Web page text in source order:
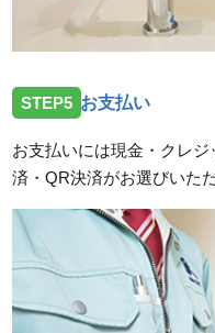
STEP5 お支払い
お支払いには現金・クレ
済・QR決済がお選びいた